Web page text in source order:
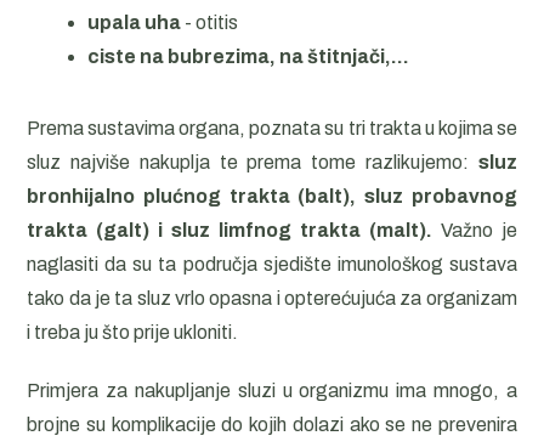
upala uha - otitis
ciste na bubrezima, na štitnjači,…
Prema sustavima organa, poznata su tri trakta u kojima se
sluz najviše nakuplja te prema tome razlikujemo: sluz
bronhijalno plućnog trakta (balt), sluz probavnog
trakta (galt) i sluz limfnog trakta (malt). Važno je
naglasiti da su ta područja sjedište imunološkog sustava
tako da je ta sluz vrlo opasna i opterećujuća za organizam
i treba ju što prije ukloniti.
Primjera za nakupljanje sluzi u organizmu ima mnogo, a
brojne su komplikacije do kojih dolazi ako se ne prevenira